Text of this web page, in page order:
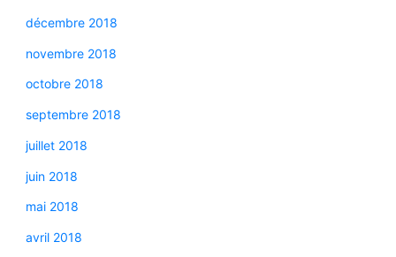
décembre 2018
novembre 2018
octobre 2018
septembre 2018
juillet 2018
juin 2018
mai 2018
avril 2018